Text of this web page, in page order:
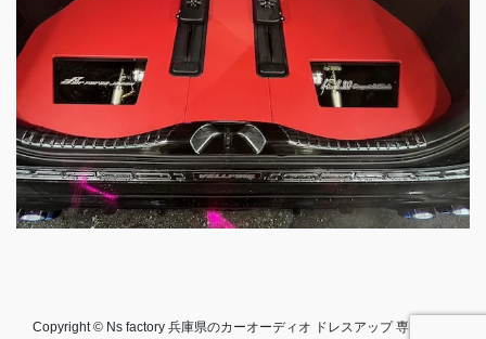
Copyright © Ns factory 兵庫県のカーオーディオ ドレスアップ 専門店 All